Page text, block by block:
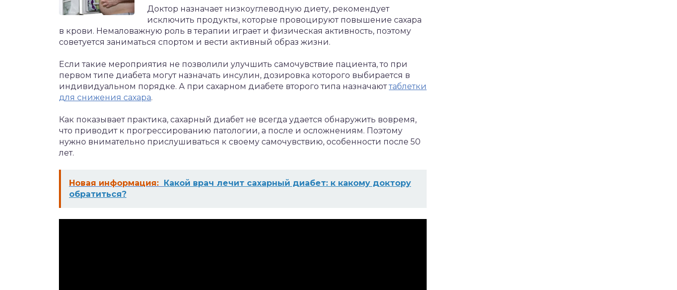
Доктор назначает низкоуглеводную диету, рекомендует
исключить продукты, которые провоцируют повышение сахара
в крови. Немаловажную роль в терапии играет и физическая активность, поэтому
советуется заниматься спортом и вести активный образ жизни.
Если такие мероприятия не позволили улучшить самочувствие пациента, то при
первом типе диабета могут назначать инсулин, дозировка которого выбирается в
индивидуальном порядке. А при сахарном диабете второго типа назначаюттаблетки
для снижения сахара.
Как показывает практика, сахарный диабет не всегда удается обнаружить вовремя,
что приводит к прогрессированию патологии, а после и осложнениям. Поэтому
нужно внимательно прислушиваться к своему самочувствию, особенности после 50
лет.
Новая информация: Какой врач лечит сахарный диабет: к какому доктору
обратиться?